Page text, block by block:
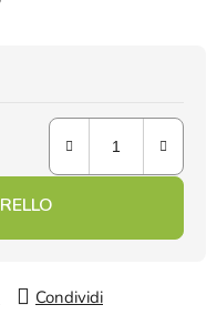
Condividi